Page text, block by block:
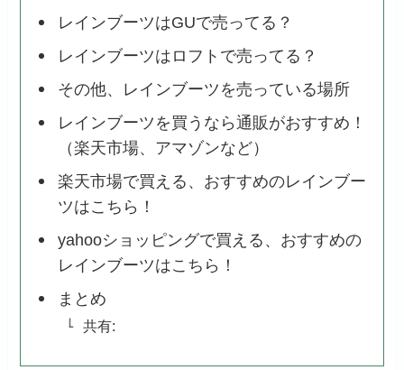
レインブーツはGUで売ってる？
レインブーツはロフトで売ってる？
その他、レインブーツを売っている場所
レインブーツを買うなら通販がおすすめ！
（楽天市場、アマゾンなど）
楽天市場で買える、おすすめのレインブー
ツはこちら！
yahooショッピングで買える、おすすめの
レインブーツはこちら！
まとめ
共有: